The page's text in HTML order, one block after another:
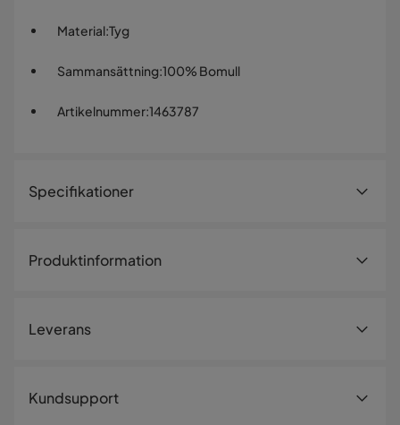
Material:Tyg
Sammansättning:100% Bomull
Artikelnummer:1463787
Specifikationer
Storlek
Produktinformation
Leverans
Kundsupport